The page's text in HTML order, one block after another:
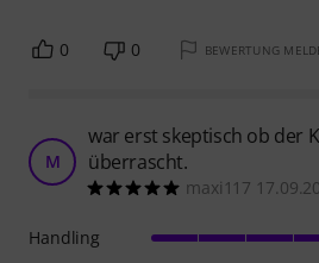
0 0 BEWERTUNG
M
war erst skeptisch ob der
überrascht.
maxi117
Handling